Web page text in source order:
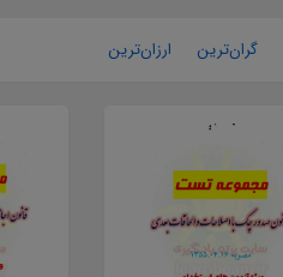
گران‌ترین ارزان‌ترین